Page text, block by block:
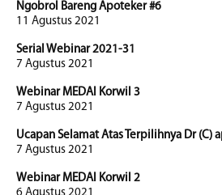
Ngobrol Bareng Apoteker #6
11 Agustus 2021
Serial Webinar 2021-31
7 Agustus 2021
Webinar MEDAI Korwil 3
7 Agustus 2021
Ucapan Selamat Atas Terpilihnya Dr (C)
7 Agustus 2021
Webinar MEDAI Korwil 2